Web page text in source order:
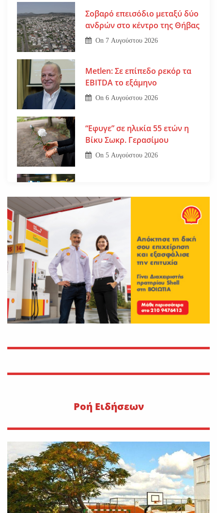
Σοβαρό επεισόδιο μεταξύ δύο
ανδρών στο κέντρο της Θήβας
On 7 Αυγούστου 2026
Metlen: Σε επίπεδο ρεκόρ τα
EBITDA το εξάμηνο
On6 Αυγούστου 2026
“Εφυγε” σε ηλικία 55 ετών η
Βίκυ Σωκρ. Γερασίμου
On5 Αυγούστου 2026
Επεσε από τη σκαλωσιά
Εφυγε από τη ζωή η μοναχή
Ευπραξία (Κουκουλούδη)
On30 Ιουλίου 2026
Νέο εργατικό δυστύχημα-
Νεκρός 59χρονος πατέρας
τριών παιδιών
30 Ιουλίου 1470: Ο Μωάμεθ ο
Β’ στη Λιβαδειά
On29 Ιουλίου 2026
Η METLEN υπογράφει
εμβληματική συμφωνία
προμήθειας γαλλίου
On29 Ιουλίου 2026
Pοή Ειδήσεων